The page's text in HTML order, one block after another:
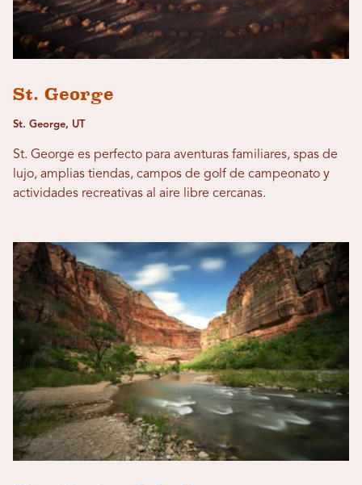
St. George
St. George, UT
St. George es perfecto para aventuras familiares, spas de
lujo, amplias tiendas, campos de golf de campeonato y
actividades recreativas al aire libre cercanas.